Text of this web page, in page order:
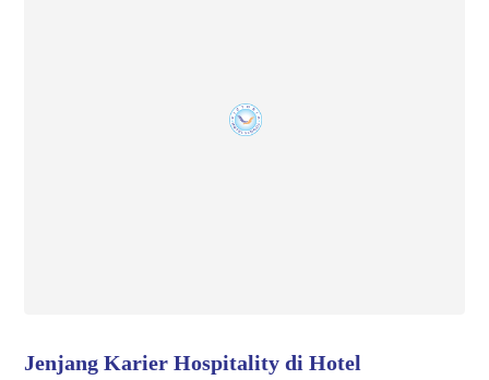
Jenjang Karier Hospitality di Hotel